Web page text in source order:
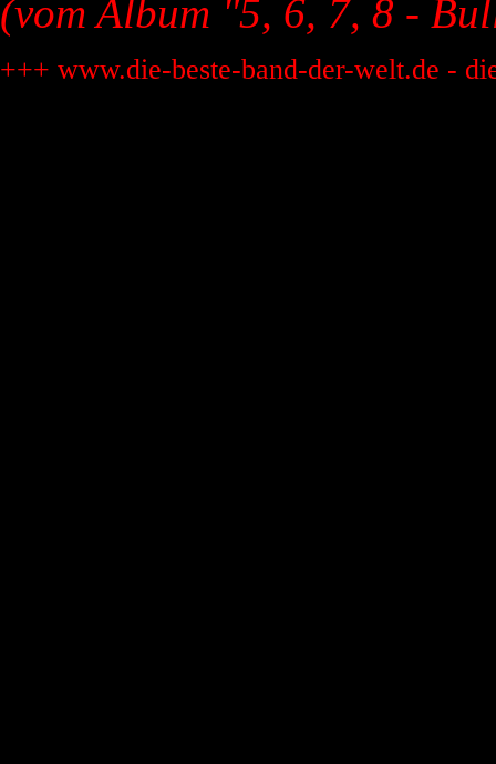
(vom Album "5, 6, 7, 8 -
+++ www.die-beste-band-der-welt.de -